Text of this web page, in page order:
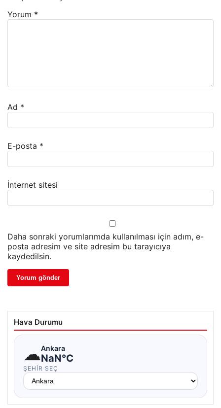
Yorum *
Ad *
E-posta *
İnternet sitesi
Daha sonraki yorumlarımda kullanılması için adım, e-
posta adresim ve site adresim bu tarayıcıya
kaydedilsin.
Hava Durumu
☁Ankara
NaN°C
ŞEHIR SEÇ